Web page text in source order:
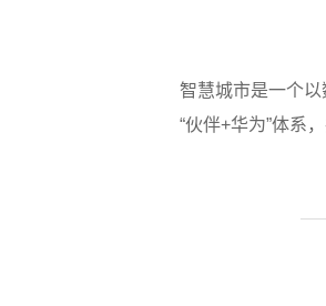
智慧城市是一个
“伙伴+华为”体系